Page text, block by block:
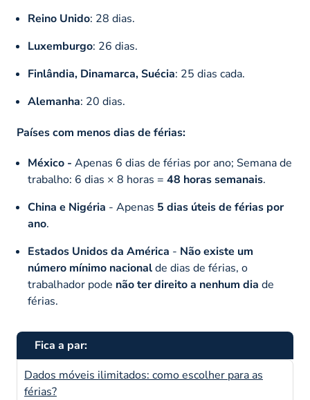
Reino Unido: 28 dias.
Luxemburgo: 26 dias.
Finlândia, Dinamarca, Suécia: 25 dias cada.
Alemanha: 20 dias.
Países com menos dias de férias:
México - Apenas 6 dias de férias por ano; Semana de
trabalho: 6 dias × 8 horas = 48 horas semanais.
China e Nigéria - Apenas 5 dias úteis de férias por
ano.
Estados Unidos da América - Não existe um
número mínimo nacionalde dias de férias, o
trabalhador pode não ter direito a nenhum dia de
férias.
Fica a par:
Dados móveis ilimitados: como escolher para as
férias?